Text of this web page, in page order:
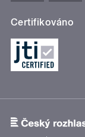
Certifikováno